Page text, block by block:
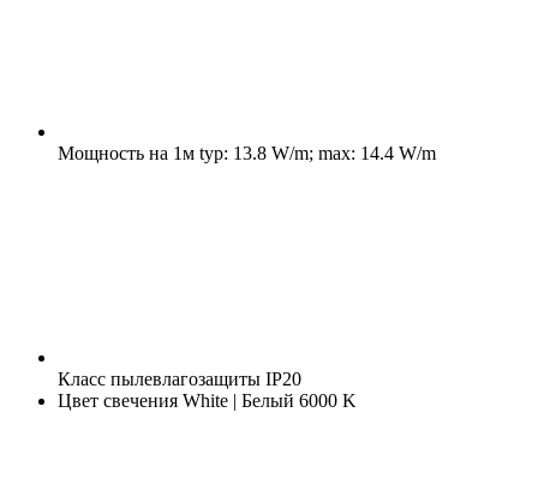
Мощность на 1м typ: 13.8 W/m; max: 14.4 W/m
Класс пылевлагозащиты IP20
Цвет свечения White | Белый 6000 K